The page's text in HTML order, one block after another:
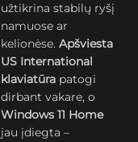
užtikrina stabilų ryšį
namuose ar
kelionėse.Apšviesta
US International
klaviatūra patogi
dirbant vakare, o
Windows 11 Home
jau įdiegta –